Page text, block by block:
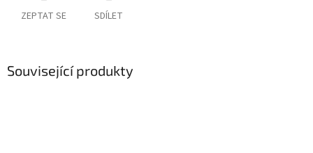
ZEPTAT SE SDÍLET
Související produkty